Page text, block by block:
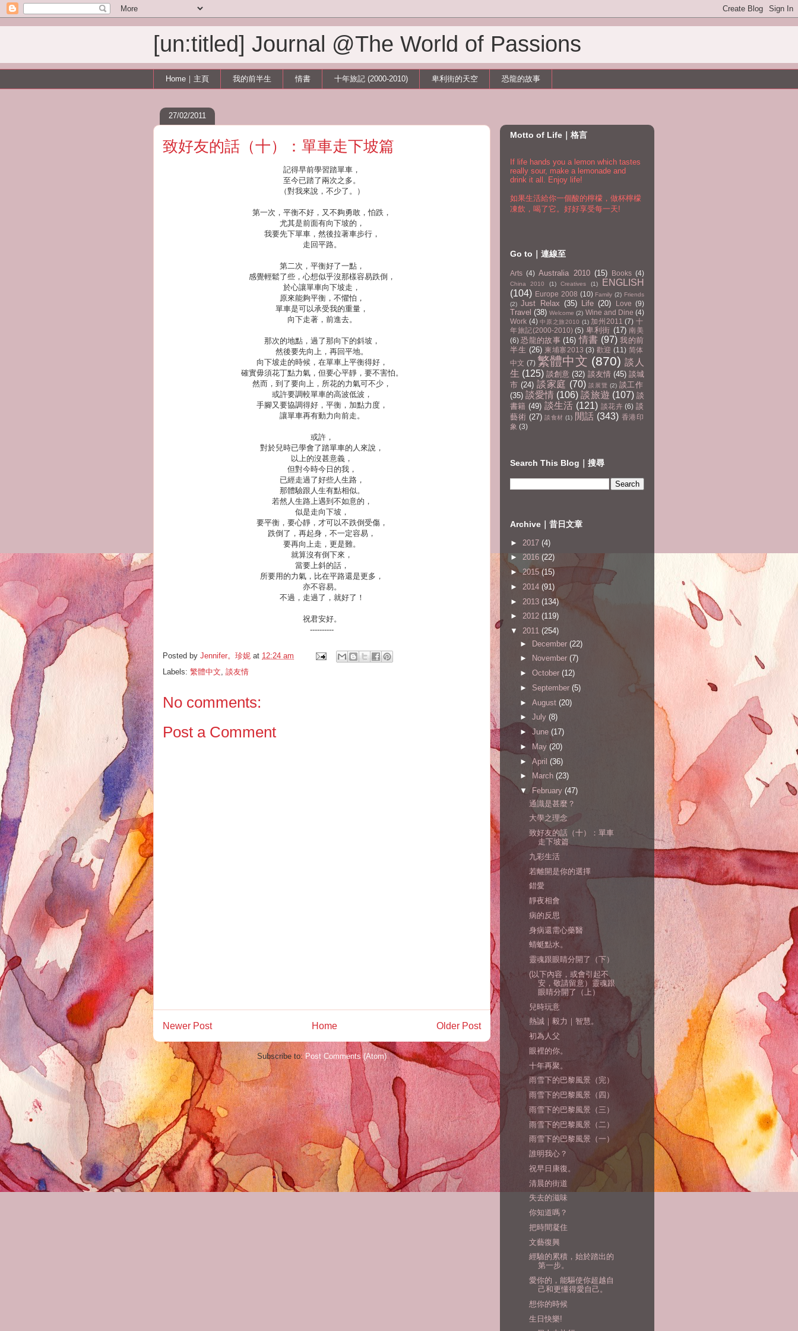
[un:titled] Journal @The World of Passions
Home｜主頁 我的前半生 情書 十年旅記 (2000-2010) 卑利街的天空 恐龍的故事
27/02/2011
致好友的話（十）：單車走下坡篇
記得早前學習踏單車，
至今已踏了兩次之多。
（對我來說，不少了。）
第一次，平衡不好，又不夠勇敢，怕跌，
尤其是前面有向下坡的，
我要先下單車，然後拉著車步行，
走回平路。
第二次，平衡好了一點，
感覺輕鬆了些，心想似乎沒那樣容易跌倒，
於心讓單車向下坡走，
原來能夠平衡，不懼怕，
單車是可以承受我的重量，
向下走著，前進去。
那次的地點，過了那向下的斜坡，
然後要先向上，再回平地。
向下坡走的時候，在單車上平衡得好，
確實毋須花丁點力氣，但要心平靜，要不害怕。
然而，到了要向上，所花的力氣可不少，
或許要調較單車的高波低波，
手腳又要協調得好，平衡，加點力度，
讓單車再有動力向前走。
或許，
對於兒時已學會了踏單車的人來說，
以上的沒甚意義，
但對今時今日的我，
已經走過了好些人生路，
那體驗跟人生有點相似。
若然人生路上遇到不如意的，
似是走向下坡，
要平衡，要心靜，才可以不跌倒受傷，
跌倒了，再起身，不一定容易，
要再向上走，更是難。
就算沒有倒下來，
當要上斜的話，
所要用的力氣，比在平路還是更多，
亦不容易。
不過，走過了，就好了！
祝君安好。
----------
Posted by Jennifer。珍妮 at 12:24 am
Labels: 繁體中文 談友情
No comments:
Post a Comment
Newer Post Older Post
Home
Subscribe to:Post Comments (Atom)
Motto of Life｜格言
If life hands you a lemon which tastes
really sour, make a lemonade and
drink it all. Enjoy life!
如果生活給你一個酸的檸檬，做杯檸檬
凍飲，喝了它。好好享受每一天!
Go to｜連線至
Arts (4) Australia 2010 (15) Books (4)
China 2010 (1) Creatives (1)
ENGLISH
(104) Europe 2008 (10) Family (2) Friends
(2) Just Relax (35) Life (20) Love (9)
Travel (38) Welcome (2) Wine and Dine (4)
Work (4) 中原之旅2010 (1) 加州2011 (7) 十
年旅記(2000-2010) (5) 卑利街 (17) 南美
(6) 恐龍的故事 (16) 情書 (97) 我的前
半生 (26) 柬埔寨2013 (3) 歡迎 (11) 简体
中文 (7) 繁體中文 (870) 談人
生 (125) 談創意 (32) 談友情 (45) 談城
市 (24) 談家庭 (70) 談展覽 (2) 談工作
(35) 談愛情 (106) 談旅遊 (107) 談
書籍 (49) 談生活 (121) 談花卉 (6) 談
藝術 (27) 談食材 (1) 閒話 (343) 香港印
象 (3)
Search This Blog｜搜尋
Archive｜昔日文章
► 2017 (4)
► 2016 (22)
►2015(15)
► 2014 (91)
► 2013 (134)
► 2012 (119)
▼ 2011 (254)
► December (22)
►
November (7)
► October (12)
► September (5)
► August (20)
► July (8)
► June (17)
►
May(20)
►April (36)
►
March (23)
▼
February (47)
通識是甚麼？
大學之理念
致好友的話（十）：單車
走下坡篇
九彩生活
若離開是你的選擇
錯愛
靜夜相會
病的反思
身病還需心藥醫
蜻蜓點水。
靈魂跟眼睛分開了（下）
(以下內容，或會引起不
安，敬請留意）靈魂跟
眼睛分開了（上）
兒時玩意
熱誠｜毅力｜智慧。
初為人父
眼裡的你。
十年再聚。
雨雪下的巴黎風景（完）
雨雪下的巴黎風景（四）
雨雪下的巴黎風景（三）
雨雪下的巴黎風景（二）
雨雪下的巴黎風景（一）
誰明我心？
祝早日康復。
清晨的街道
失去的滋味
你知道嗎？
把時間凝住
文藝復興
經驗的累積，始於踏出的
第一步。
愛你的，能驅使你超越自
己和更懂得愛自己。
想你的時候
生日快樂!